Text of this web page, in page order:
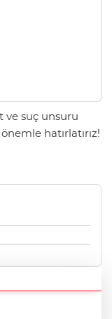
ve suç unsuru
hatırlatırız!